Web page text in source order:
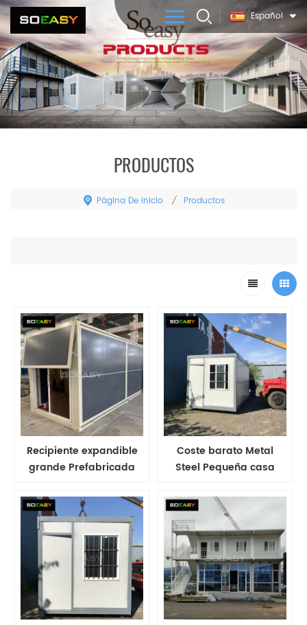
Español
PRODUCTOS
Página De Inicio / Productos
Recipiente expandible
grande Prefabricada
contenedor expandible
Hogar con 2 dormitorios
Obtenga el último
precio
Coste barato Metal
Steel Pequeña casa
hecha de casas de
contenedores